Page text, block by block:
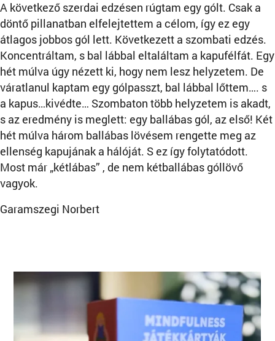
A következő szerdai edzésen rúgtam egy gólt. Csak a
döntő pillanatban elfelejtettem a célom, így ez egy
átlagos jobbos gól lett. Következett a szombati edzés.
Koncentráltam, s bal lábbal eltaláltam a kapufélfát. Egy
hét múlva úgy nézett ki, hogy nem lesz helyzetem. De
váratlanul kaptam egy gólpasszt, bal lábbal lőttem…. s
a kapus…kivédte… Szombaton több helyzetem is akadt,
s az eredmény is meglett: egy ballábas gól, az első! Két
hét múlva három ballábas lövésem rengette meg az
ellenség kapujának a hálóját. S ez így folytatódott.
Most már „kétlábas” , de nem kétballábas góllövő
vagyok.
Garamszegi Norbert